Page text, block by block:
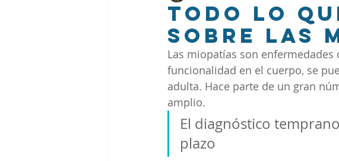
Todo lo
sobre las
Las miopatías son
funcionalidad en el cuerpo, se
adulta. Hace parte de un gran
amplio.
El diagnóstico
plazo